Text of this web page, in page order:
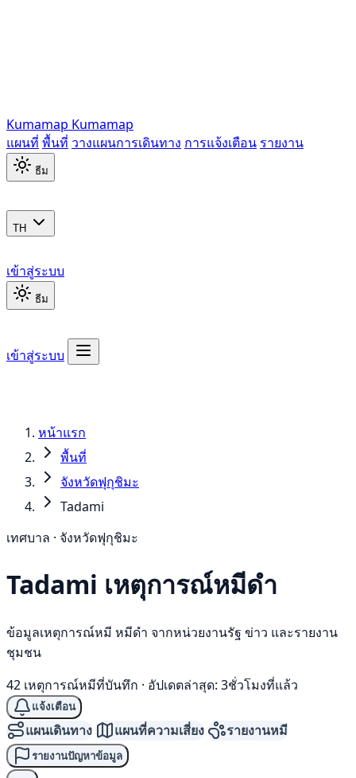
Kumamap Kumamap
แผนที่ พื้นที่ วางแผนการเดินทาง การแจ้งเตือน รายงาน
ธีม
TH
เข้าสู่ระบบ
ธีม
เข้าสู่ระบบ
หน้าแรก
พื้นที่
จังหวัดฟุกุชิมะ
Tadami
เทศบาล · จังหวัดฟุกุชิมะ
Tadami เหตุการณ์หมีดำ
ข้อมูลเหตุการณ์หมี หมีดำ จากหน่วยงานรัฐ ข่าว และรายงาน
ชุมชน
42 เหตุการณ์หมีที่บันทึก · อัปเดตล่าสุด: 3ชั่วโมงที่แล้ว
แจ้งเตือน
แผนเดินทาง แผนที่ความเสี่ยง รายงานหมี
รายงานปัญหาข้อมูล